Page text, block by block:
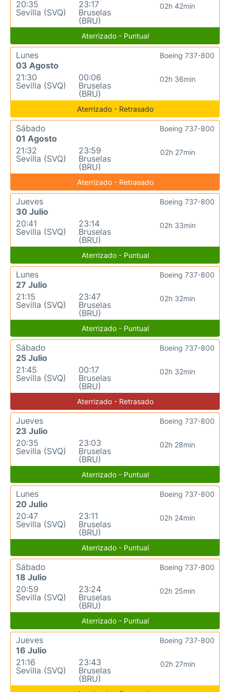
20:35
Sevilla (SVQ)
23:17
Bruselas
(BRU)
02h 42min
Aterrizado - Puntual
Lunes
03 Agosto
21:30
Sevilla (SVQ)
00:06
Bruselas
(BRU)
02h 36min
Boeing 737-800
Aterrizado - Retrasado
Sábado
01 Agosto
21:32
Sevilla (SVQ)
23:59
Bruselas
(BRU)
02h 27min
Boeing 737-800
Aterrizado - Retrasado
Jueves
30 Julio
20:41
Sevilla (SVQ)
23:14
Bruselas
(BRU)
02h 33min
Boeing 737-800
Aterrizado - Puntual
Lunes
27 Julio
21:15
Sevilla (SVQ)
23:47
Bruselas
(BRU)
02h 32min
Boeing 737-800
Aterrizado - Puntual
Sábado
25 Julio
21:45
Sevilla (SVQ)
00:17
Bruselas
(BRU)
02h 32min
Boeing 737-800
Aterrizado - Retrasado
Jueves
23 Julio
20:35
Sevilla (SVQ)
23:03
Bruselas
(BRU)
02h 28min
Boeing 737-800
Aterrizado - Puntual
Lunes
20 Julio
20:47
Sevilla (SVQ)
23:11
Bruselas
(BRU)
02h 24min
Boeing 737-800
Aterrizado - Puntual
Sábado
18 Julio
20:59
Sevilla (SVQ)
23:24
Bruselas
(BRU)
02h 25min
Boeing 737-800
Aterrizado - Puntual
Jueves
16 Julio
21:16
Sevilla (SVQ)
23:43
Bruselas
(BRU)
02h 27min
Boeing 737-800